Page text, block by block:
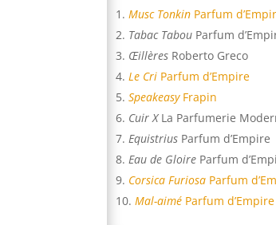
Musc Tonkin Parfum
Tabac Tabou Parfum
Œillères Roberto Greco
Le Cri Parfum d’Empire
SpeakeasyFrapin
Cuir XLa Parfumerie
Equistrius Parfum d’Empire
Eau de Gloire Parfum
Corsica Furiosa Parfum
Mal-aimé Parfum d’Empire